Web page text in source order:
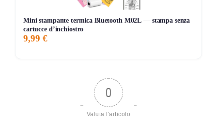
Mini stampante termica Bluetooth M02L — stampa senza
cartucce d’inchiostro
9,99 €
0
Valuta l'articolo